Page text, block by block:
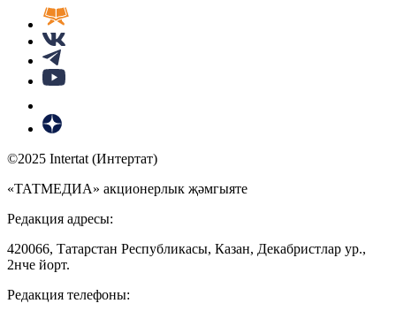
©2025 Intertat (Интертат)
«ТАТМЕДИА» акционерлык җәмгыяте
Редакция адресы:
420066, Татарстан Республикасы, Казан, Декабристлар ур.,
2нче йорт.
Редакция телефоны: